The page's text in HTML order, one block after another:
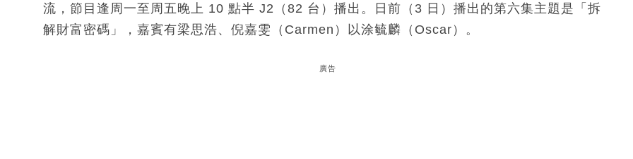
流，節目逢周一至周五晚上 10 點半 J2（82 台）播出。日前（3 日）播出的第六集主題是「拆
解財富密碼」，嘉賓有梁思浩、倪嘉雯（Carmen）以涂毓麟（Oscar）。
廣告